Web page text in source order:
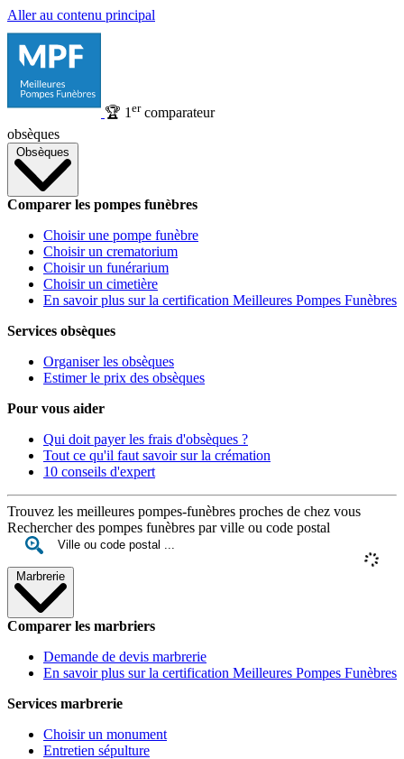
Aller au contenu principal
🏆 1 ercomparateur
obsèques
Obsèques
Comparer les pompes funèbres
Choisir une pompe funèbre
Choisir un crematorium
Choisir un funérarium
Choisir un cimetière
En savoir plus sur la certification Meilleures Pompes Funèbres
Services obsèques
Organiser les obsèques
Estimer le prix des obsèques
Pour vous aider
Qui doit payer les frais d'obsèques ?
Tout ce qu'il faut savoir sur la crémation
10 conseils d'expert
Trouvez les meilleures pompes-funèbres proches de chez vous
Rechercher des pompes funèbres par ville ou code postal
Marbrerie
Comparer les marbriers
Demande de devis marbrerie
En savoir plus sur la certification Meilleures Pompes Funèbres
Services marbrerie
Choisir un monument
Entretien sépulture